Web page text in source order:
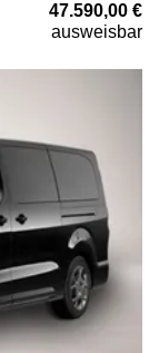
47.590,00 €
ausweisbar